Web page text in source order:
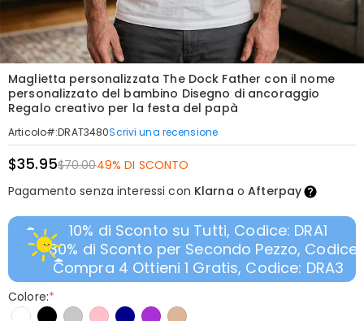
Maglietta personalizzata The Dock Father con il nome
personalizzato del bambino Disegno di ancoraggio
Regalo creativo per la festa del papà
Articolo#:DRAT3480Scrivi una recensione
$35.95$70.0049% DI SCONTO
Pagamento senza interessi con Klarna oAfterpay
10% di Sconto su Tutti, Codice: DRA1
30% di Sconto per Secondo Pezzo, Codice:
Compra 4 Ottieni 1 Gratis, Codice: DRA3
Colore:*